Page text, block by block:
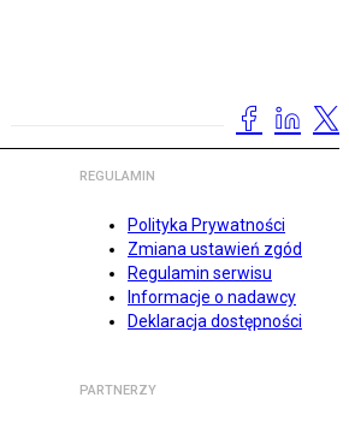
REGULAMIN
Polityka Prywatności
Zmiana ustawień zgód
Regulamin serwisu
Informacje o nadawcy
Deklaracja dostępności
PARTNERZY